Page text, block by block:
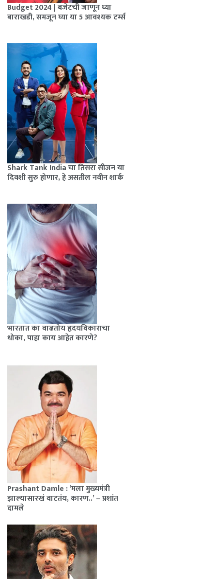
Budget 2024 | बजेटची जाणून घ्या
बाराखडी, समजून घ्या या 5 आवश्यक टर्म्स
Shark Tank India चा तिसरा सीजन या
दिवशी सुरु होणार, हे असतील नवीन शार्क
भारतात का वाढतोय हृदयविकाराचा
धोका, पाहा काय आहेत कारणे?
Prashant Damle : ‘मला मुख्यमंत्री
झाल्यासारखं वाटतंय, कारण..’ – प्रशांत
दामले